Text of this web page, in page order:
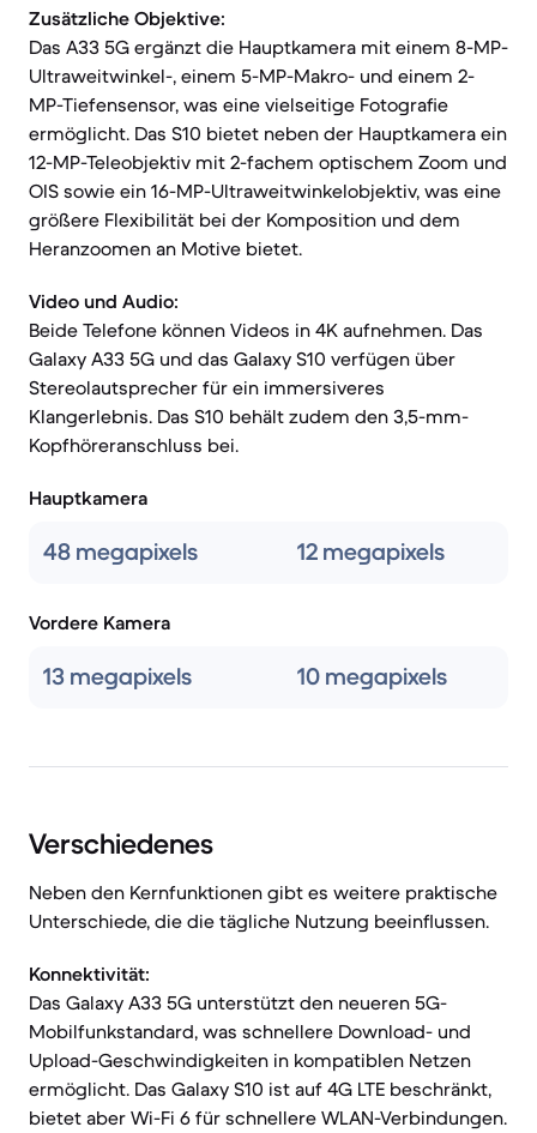
Zusätzliche Objektive:
Das A33 5G ergänzt die Hauptkamera mit einem 8-MP-
Ultraweitwinkel-, einem 5-MP-Makro- und einem 2-
MP-Tiefensensor, was eine vielseitige Fotografie
ermöglicht. Das S10 bietet neben der Hauptkamera ein
12-MP-Teleobjektiv mit 2-fachem optischem Zoom und
OIS sowie ein 16-MP-Ultraweitwinkelobjektiv, was eine
größere Flexibilität bei der Komposition und dem
Heranzoomen an Motive bietet.
Video und Audio:
Beide Telefone können Videos in 4K aufnehmen. Das
Galaxy A33 5G und das Galaxy S10 verfügen über
Stereolautsprecher für ein immersiveres
Klangerlebnis. Das S10 behält zudem den 3,5-mm-
Kopfhöreranschluss bei.
Hauptkamera
48 megapixels 12 megapixels
Vordere Kamera
13 megapixels 10 megapixels
Verschiedenes
Neben den Kernfunktionen gibt es weitere praktische
Unterschiede, die die tägliche Nutzung beeinflussen.
Konnektivität:
Das Galaxy A33 5G unterstützt den neueren 5G-
Mobilfunkstandard, was schnellere Download- und
Upload-Geschwindigkeiten in kompatiblen Netzen
ermöglicht. Das Galaxy S10 ist auf 4G LTE beschränkt,
bietet aber Wi-Fi 6 für schnellere WLAN-Verbindungen.